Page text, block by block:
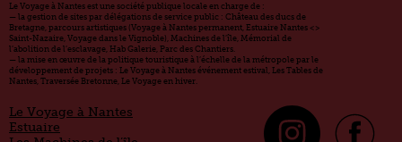
Le Voyage à Nantes est une société publique locale en charge de :
— la gestion de sites par délégations de service public : Château des ducs de
Bretagne, parcours artistiques (Voyage à Nantes permanent, Estuaire Nantes <>
Saint-Nazaire, Voyage dans le Vignoble), Machines de l’île, Mémorial de
l’abolition de l’esclavage, Hab Galerie, Parc des Chantiers.
— la mise en œuvre de la politique touristique à l’échelle de la métropole par le
développement de projets : Le Voyage à Nantes événement estival, Les Tables de
Nantes, Traversée Bretonne, Le Voyage en hiver.
Le Voyage à Nantes
Estuaire